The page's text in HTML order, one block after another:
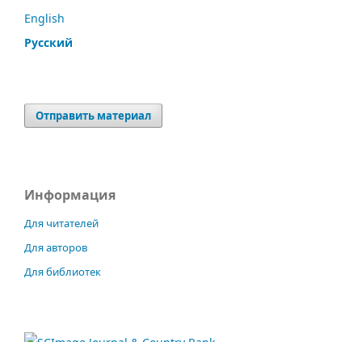
English
Русский
Отправить материал
Информация
Для читателей
Для авторов
Для библиотек